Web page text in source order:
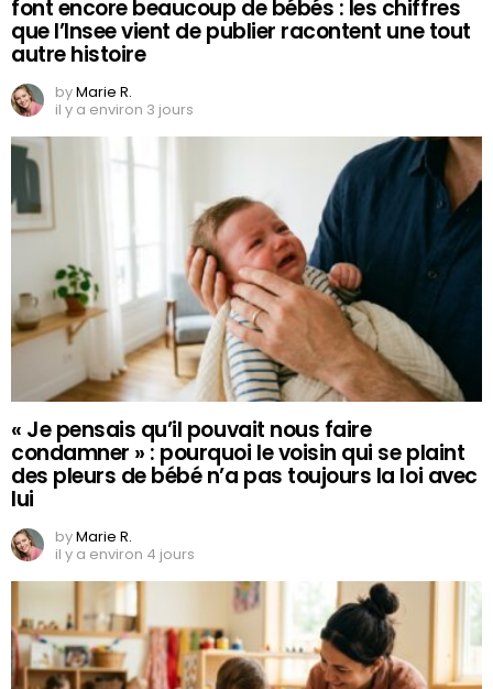
font encore beaucoup de bébés : les chiffres
que l’Insee vient de publier racontent une tout
autre histoire
byMarie R.
il y a environ 3 jours
« Je pensais qu’il pouvait nous faire
condamner » : pourquoi le voisin qui se plaint
des pleurs de bébé n’a pas toujours la loi avec
lui
byMarie R.
il y a environ 4 jours